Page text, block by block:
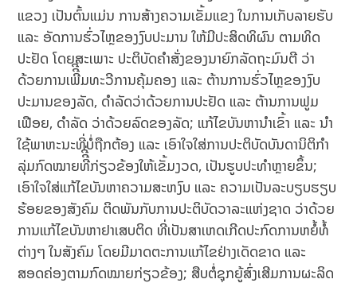
ແຂວງ ເປັນຕົ້ນແມ່ນ ການສ້າງຄວາມເຂັ້ມແຂງ ໃນການເກັບລາຍຮັບ
ແລະ ອັດການຮົ່ວໄຫຼຂອງງົບປະມານ ໃຫ້ມີປະສິດທິຜົນ ຕາມທິດ
ປະຢັດ ໂດຍສະເພາະ ປະຕິບັດຄໍາສັ່ງຂອງນາຍົກລັດຖະມົນຕີ ວ່າ
ດ້ວຍການເພີີີ່ມທະວີການຄຸ້ມຄອງ ແລະ ຕ້ານການຮົ່ວໄຫຼຂອງງົບ
ປະມານຂອງລັດ, ດໍາລັດວ່າດ້ວຍການປະຢັດ ແລະ ຕ້ານການຟູມ
ເຟືອຍ, ດໍາລັດ ວ່າດ້ວຍລົດຂອງລັດ; ແກ້ໄຂບັນຫານຳເຂົ້າ ແລະ ນຳ
ໃຊ້ພາຫະນະທີ່ບໍ່ຖືກຕ້ອງ ແລະ ເອົາໃຈໃສ່ການປະຕິບັດບັນດານິຕິກໍາ
ລຸ່ມກົດໝາຍທີີີ່ກ່ຽວຂ້ອງໃຫ້ເຂັ້ມງວດ, ເປັນຮູບປະທໍາຫຼາຍຂຶ້ນ;
ເອົາໃຈໃສ່ແກ້ໄຂບັນຫາຄວາມສະຫງົບ ແລະ ຄວາມເປັນລະບຽບຮຽບ
ຮ້ອຍຂອງສັງຄົມ ຕິດພັນກັບການປະຕິບັດວາລະແຫ່ງຊາດ ວ່າດ້ວຍ
ການແກ້ໄຂບັນຫາຢາເສບຕິດ ທີ່ເປັນສາເຫດເກີດປະກົດການຫຍໍ້ທໍ້
ຕ່າງໆ ໃນສັງຄົມ ໂດຍມີມາດຕະການແກ້ໄຂຢ່າງເດັດຂາດ ແລະ
ສອດຄ່ອງຕາມກົດໝາຍກ່ຽວຂ້ອງ; ສືບຕໍ່ຊຸກຍູ້ສົ່ງເສີມການຜະລິດ